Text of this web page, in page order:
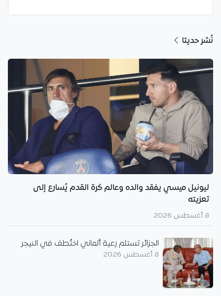
نُشر حديثا
ليونيل ميسي يفقد والده وعالم كرة القدم يُسارع إلى
تعزيته
8 أغسطس 2026
الجزائر تستلم رعية ألماني اختُطف في النيجر
8 أغسطس 2026